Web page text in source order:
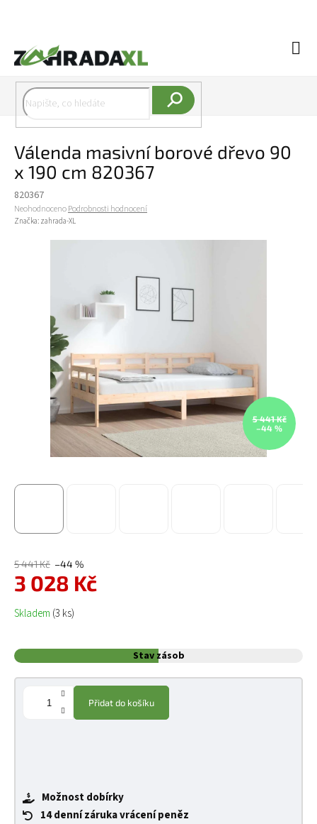
Válenda masivní borové dřevo 90
x 190 cm 820367
820367
Průměrné hodnocení produktu je 0,0 z 5 hvězdiček.
NeohodnocenoPodrobnosti hodnocení
Značka: zahrada-XL
5 441 Kč
–44 %
5 441 Kč –44 %
3 028 Kč
Měrná cena:
Skladem (3 ks)
Stav zásob
Přidat do košíku
Možnost dobírky
14 denní záruka vrácení peněz